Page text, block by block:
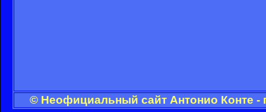
© Неофициальный сайт Антонио Конте -